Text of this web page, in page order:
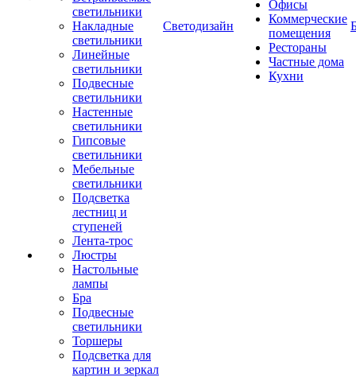
светильники
Накладные
светильники
Линейные
светильники
Подвесные
светильники
Настенные
светильники
Гипсовые
светильники
Мебельные
светильники
Подсветка
лестниц и
ступеней
Лента-трос
Люстры
Настольные
лампы
Бра
Подвесные
светильники
Торшеры
Подсветка для
картин и зеркал
Светодизайн
Офисы
Коммерческие
помещения
Рестораны
Частные дома
Кухни